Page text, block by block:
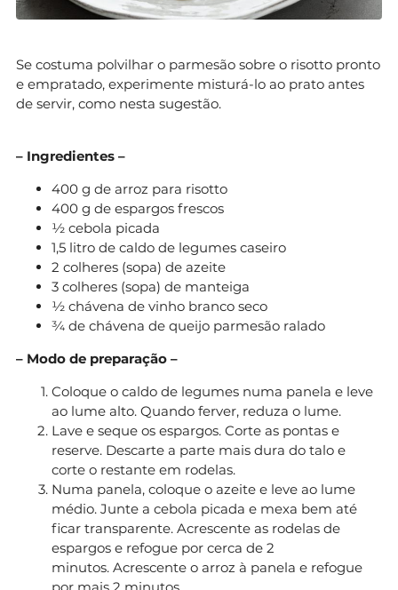
Se costuma polvilhar o parmesão sobre o risotto pronto
e empratado, experimente misturá-lo ao prato antes
de servir, como nesta sugestão.
– Ingredientes –
400 g de arroz para risotto
400 g de espargos frescos
½ cebola picada
1,5 litro de caldo de legumes caseiro
2 colheres (sopa) de azeite
3 colheres (sopa) de manteiga
½ chávena de vinho branco seco
¾ de chávena de queijo parmesão ralado
– Modo de preparação –
Coloque o caldo de legumes numa panela e leve
ao lume alto. Quando ferver, reduza o lume.
Lave e seque os espargos. Corte as pontas e
reserve. Descarte a parte mais dura do talo e
corte o restante em rodelas.
Numa panela, coloque o azeite e leve ao lume
médio. Junte a cebola picada e mexa bem até
ficar transparente. Acrescente as rodelas de
espargos e refogue por cerca de 2
minutos. Acrescente o arroz à panela e refogue